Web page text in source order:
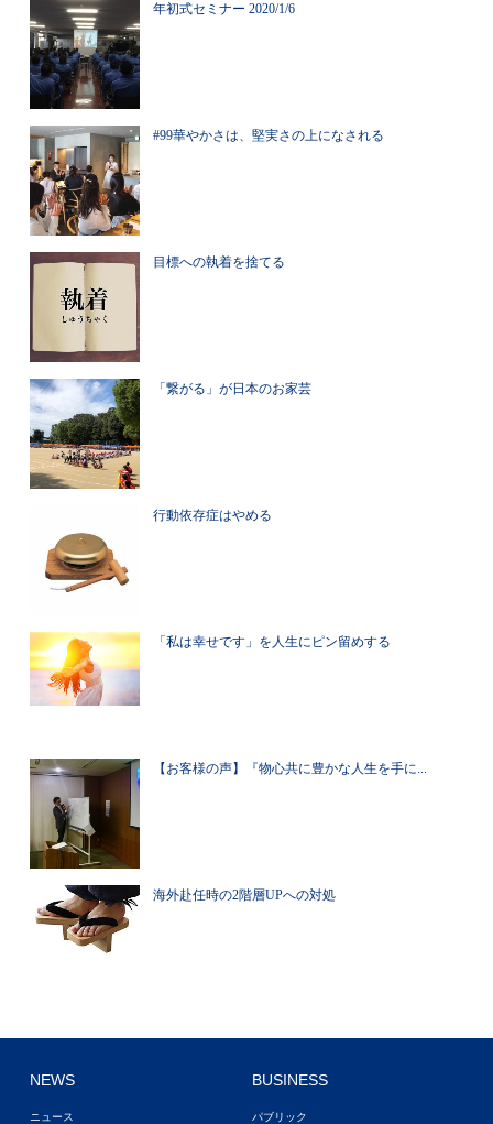
年初式セミナー 2020/1/6
#99華やかさは、堅実さの上になされる
目標への執着を捨てる
「繋がる」が日本のお家芸
行動依存症はやめる
「私は幸せです」を人生にピン留めする
【お客様の声】『物心共に豊かな人生を手に...
海外赴任時の2階層UPへの対処
NEWS
ニュース
BUSINESS
パブリック